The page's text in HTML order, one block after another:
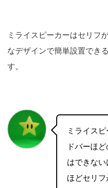
ミライスピーカーはセリフ
なデザインで簡単設置でき
す。
ミライス
ドバーほ
はできな
ほどセリフ